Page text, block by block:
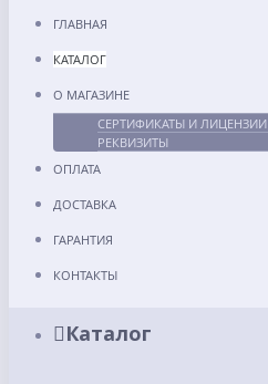
ГЛАВНАЯ
КАТАЛОГ
О МАГАЗИНЕ
СЕРТИФИКАТЫ И ЛИЦЕНЗИИ
РЕКВИЗИТЫ
ОПЛАТА
ДОСТАВКА
ГАРАНТИЯ
КОНТАКТЫ
Каталог